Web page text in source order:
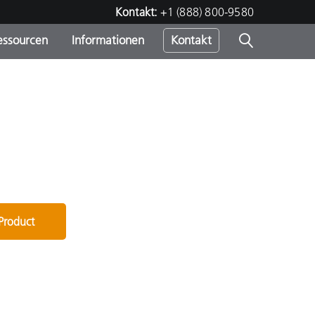
Kontakt: +1 (888) 800-9580
Informationen Kontakt